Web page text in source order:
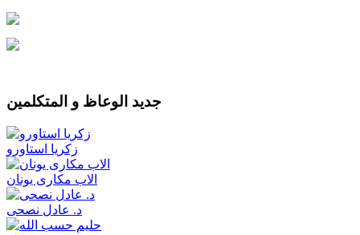
جديد الوعاظ و المتكلمين
زكريا استاورو
الاب مكارى يونان
د. عادل نصحى